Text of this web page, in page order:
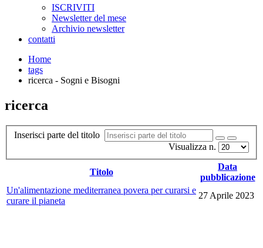
ISCRIVITI
Newsletter del mese
Archivio newsletter
contatti
Home
tags
ricerca - Sogni e Bisogni
ricerca
Inserisci parte del titolo
Visualizza n.
Titolo
Data
pubblicazione
Un'alimentazione mediterranea povera per curarsi e
curare il pianeta
27 Aprile 2023